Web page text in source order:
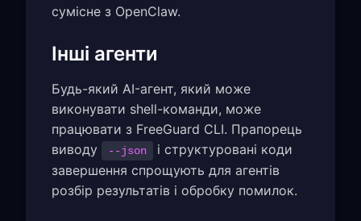
сумісне з OpenClaw.
Інші агенти
Будь-який AI-агент, який може
виконувати shell-команди, може
працювати з FreeGuard CLI. Прапорець
виводу
--json
і структуровані коди
завершення спрощують для агентів
розбір результатів і обробку помилок.